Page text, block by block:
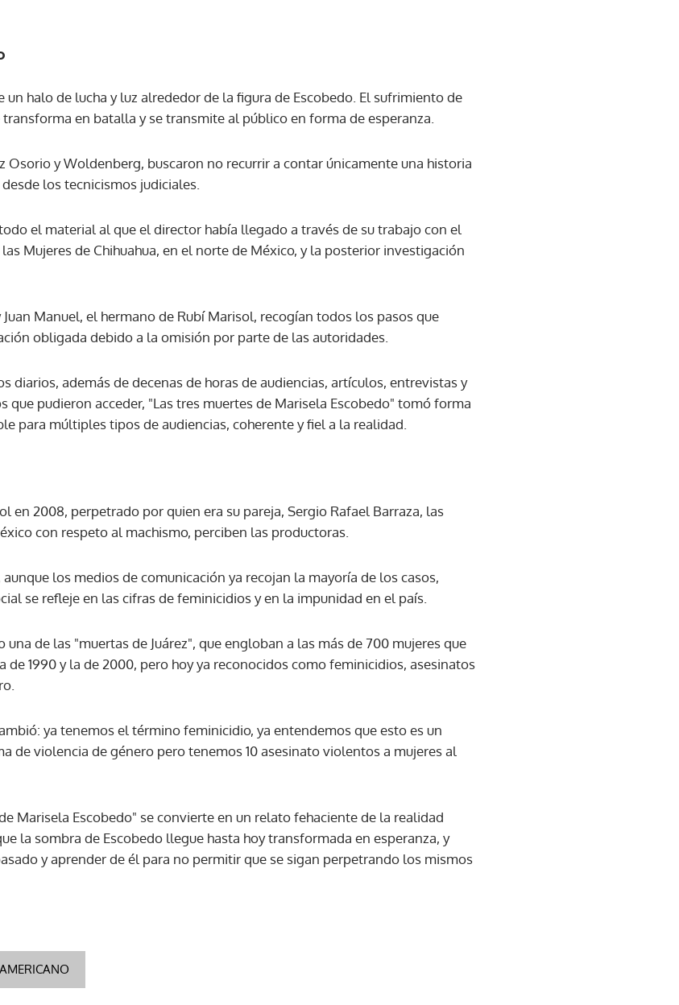
halo de lucha y luz alrededor de la figura de Escobedo. El sufrimiento de
en batalla y se transmite al público en forma de esperanza.
Osorio y Woldenberg, buscaron no recurrir a contar únicamente una historia
los tecnicismos judiciales.
el material al que el director había llegado a través de su trabajo con el
Mujeres de Chihuahua, en el norte de México, y la posterior investigación
Manuel, el hermano de Rubí Marisol, recogían todos los pasos que
obligada debido a la omisión por parte de las autoridades.
diarios, además de decenas de horas de audiencias, artículos, entrevistas y
que pudieron acceder, "Las tres muertes de Marisela Escobedo" tomó forma
para múltiples tipos de audiencias, coherente y fiel a la realidad.
en 2008, perpetrado por quien era su pareja, Sergio Rafael Barraza, las
con respeto al machismo, perciben las productoras.
los medios de comunicación ya recojan la mayoría de los casos,
se refleje en las cifras de feminicidios y en la impunidad en el país.
de las "muertas de Juárez", que engloban a las más de 700 mujeres que
de 1990 y la de 2000, pero hoy ya reconocidos como feminicidios, asesinatos
ya tenemos el término feminicidio, ya entendemos que esto es un
de violencia de género pero tenemos 10 asesinato violentos a mujeres al
Marisela Escobedo" se convierte en un relato fehaciente de la realidad
la sombra de Escobedo llegue hasta hoy transformada en esperanza, y
y aprender de él para no permitir que se sigan perpetrando los mismos